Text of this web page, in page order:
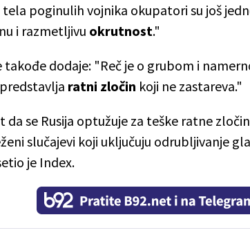
poginulih vojnika okupatori su još
i razmetljivu okrutnost."
takođe dodaje: "Reč je o grubom i
ratni zločin koji ne zastareva."
da se Rusija optužuje za teške ratne
slučajevi koji uključuju odrubljivanje
je Index.